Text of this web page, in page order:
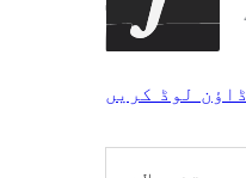
ڈاؤن لوڈ کریں